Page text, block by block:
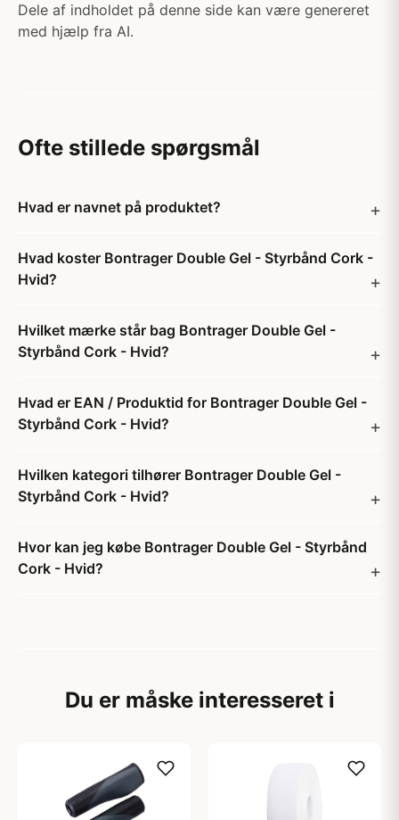
Dele af indholdet på denne side kan være genereret
med hjælp fra AI.
Ofte stillede spørgsmål
Hvad er navnet på produktet?
Hvad koster Bontrager Double Gel - Styrbånd Cork -
Hvid?
Hvilket mærke står bag Bontrager Double Gel -
Styrbånd Cork - Hvid?
Hvad er EAN / Produktid for Bontrager Double Gel -
Styrbånd Cork - Hvid?
Hvilken kategori tilhører Bontrager Double Gel -
Styrbånd Cork - Hvid?
Hvor kan jeg købe Bontrager Double Gel - Styrbånd
Cork - Hvid?
Du er måske interesseret i